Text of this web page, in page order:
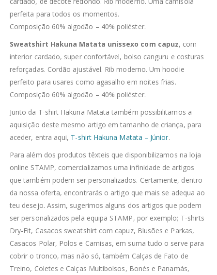
perfeita para todos os momentos.
Composição 60% algodão – 40% poliéster.
Sweatshirt Hakuna Matata unissexo com capuz, com
interior cardado, super confortável, bolso canguru e costuras
reforçadas. Cordão ajustável. Rib moderno. Um hoodie
perfeito para usares como agasalho em noites frias.
Composição 60% algodão – 40% poliéster.
Junto da T-shirt Hakuna Matata também possibilitamos a
aquisição deste mesmo artigo em tamanho de criança, para
aceder, entra aqui, T-shirt Hakuna Matata – Júnior.
Para além dos produtos têxteis que disponibilizamos na loja
online STAMP, comercializamos uma infinidade de artigos
que também podem ser personalizados. Certamente, dentro
da nossa oferta, encontrarás o artigo que mais se adequa ao
teu desejo. Assim, sugerimos alguns dos artigos que podem
ser personalizados pela equipa STAMP, por exemplo; T-shirts
Dry-Fit, Casacos sweatshirt com capuz, Blusões e Parkas,
Casacos Polar, Polos e Camisas, em suma tudo o serve para
cobrir o tronco, mas não só, também Calças de Fato de
Treino, Coletes e Calças Multibolsos, Bonés e Panamás,